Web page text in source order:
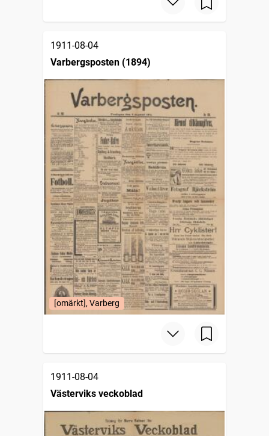
1911-08-04
Varbergsposten (1894)
[omärkt], Varberg
1911-08-04
Västerviks veckoblad